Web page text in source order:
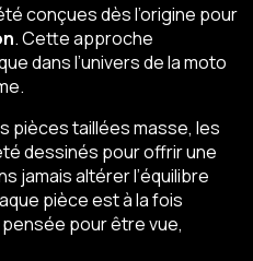
conçues dès l’origine pour
. Cette approche
dans l’univers de la moto
pièces taillées masse, les
dessinés pour offrir une
jamais altérer l’équilibre
pièce est à la fois
pour être vue,